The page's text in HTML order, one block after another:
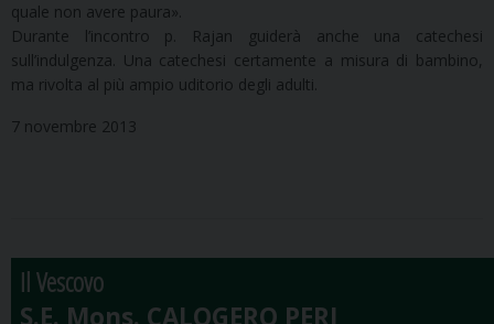
quale non avere paura».
Durante l’incontro p. Rajan guiderà anche una catechesi
sull’indulgenza. Una catechesi certamente a misura di bambino,
ma rivolta al più ampio uditorio degli adulti.
7 novembre 2013
Il Vescovo